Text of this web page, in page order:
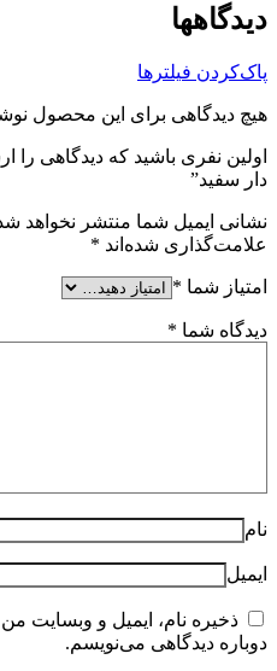
دیدگاهها
پاک‌کردن فیلترها
هیچ دیدگاهی برای این محصول
اولین نفری باشید که دیدگاهی را
دار سفید”
نشانی ایمیل شما منتشر نخواهد
علامت‌گذاری شده‌اند *
امتیاز شما *
دیدگاه شما *
نام
ایمیل
ذخیره نام، ایمیل و وبسایت
دوباره دیدگاهی می‌نویسم.